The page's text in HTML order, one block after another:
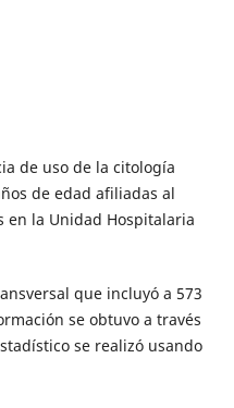
de uso de la citología
de edad afiliadas al
en la Unidad Hospitalaria
que incluyó a 573
se obtuvo a través
se realizó usando